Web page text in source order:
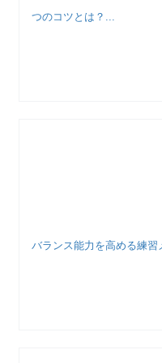
つのコツとは？...
バランス能力を高める練習